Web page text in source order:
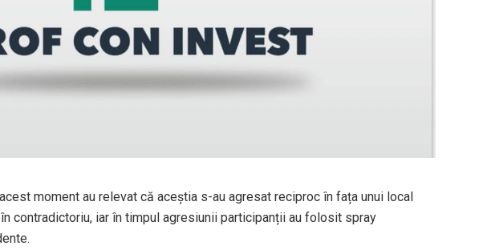
moment au relevat că aceștia s-au agresat reciproc în fața unui local
contradictoriu, iar în timpul agresiunii participanții au folosit spray